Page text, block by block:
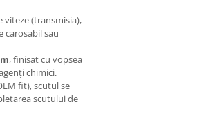
viteze (transmisia),
carosabil sau
, finisat cu vopsea
chimici.
fit), scutul se
scutului de